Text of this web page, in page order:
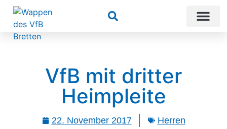
Suchen
VfB mit dritter
Heimpleite
22. November 2017
Herren